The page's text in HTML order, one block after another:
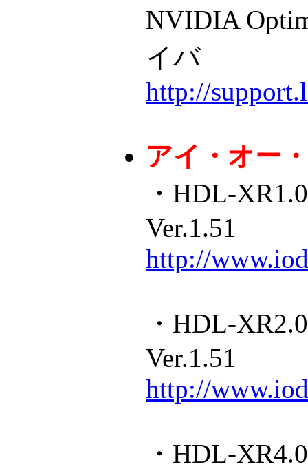
NVIDIA
イバ
http://
アイ・オー
・HDL-
Ver.1.51
http://
・HDL-
Ver.1.51
http://
・HDL-